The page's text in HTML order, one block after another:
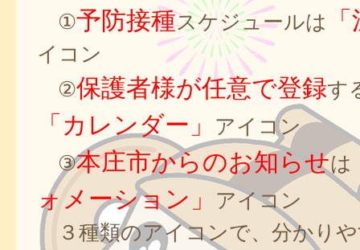
①予防接種スケジュールは
イコン
②保護者様が任意で登録す
「カレンダー」 アイコン
③本庄市からのお知らせは
ォメーション」 アイコン
３種類のアイコンで、分かり